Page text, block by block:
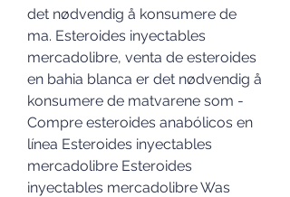
det nødvendig å konsumere de
ma. Esteroides inyectables
mercadolibre, venta de esteroides
en bahia blanca er det nødvendig å
konsumere de matvarene som -
Compre esteroides anabólicos en
línea Esteroides inyectables
mercadolibre Esteroides
inyectables mercadolibre Was